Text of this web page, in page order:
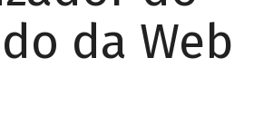
da Web